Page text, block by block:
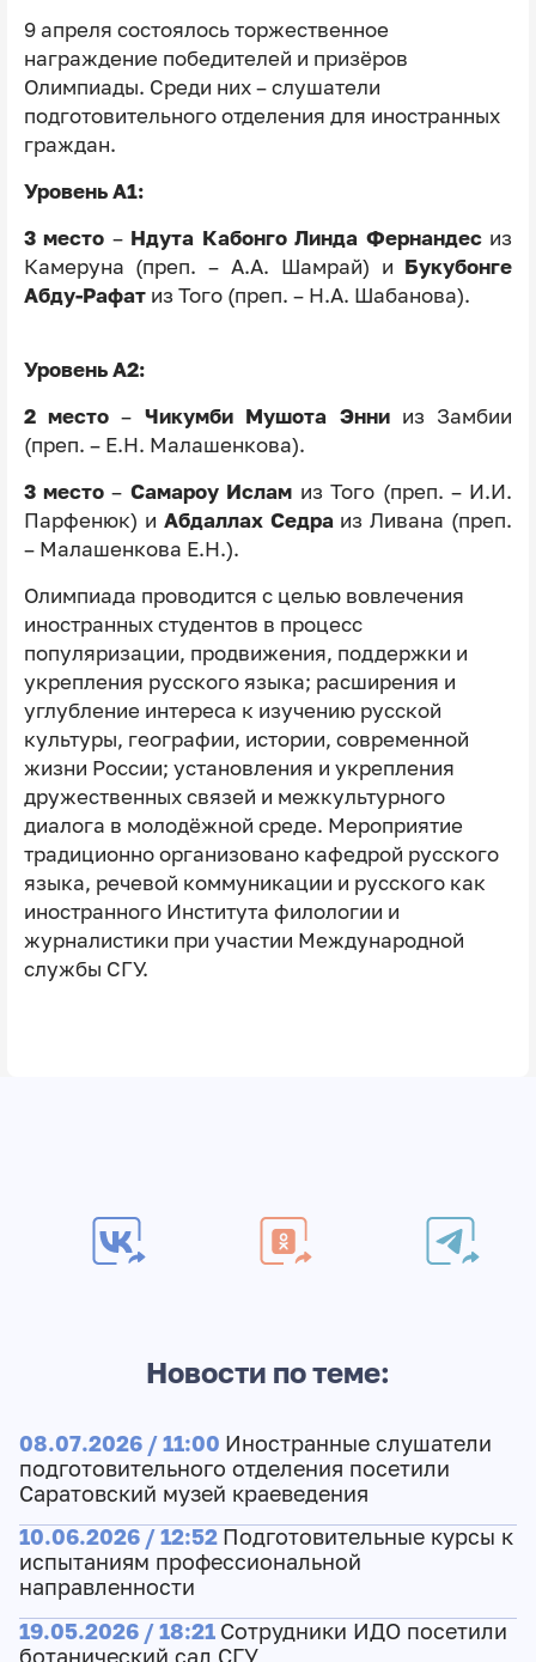
9 апреля состоялось торжественное
награждение победителей и призёров
Олимпиады. Среди них – слушатели
подготовительного отделения для иностранных
граждан.
Уровень А1:
3 место – Ндута Кабонго Линда Фернандесиз
Камеруна (преп. – А.А. Шамрай) и Букубонге
Абду-Рафатиз Того (преп. – Н.А. Шабанова).
Уровень А2:
2 место – Чикумби Мушота Энни из Замбии
(преп. – Е.Н. Малашенкова).
3 место – Самароу Ислам из Того (преп. – И.И.
Парфенюк) и Абдаллах Седра из Ливана (преп.
– Малашенкова Е.Н.).
Олимпиада проводится с целью вовлечения
иностранных студентов в процесс
популяризации, продвижения, поддержки и
укрепления русского языка; расширения и
углубление интереса к изучению русской
культуры, географии, истории, современной
жизни России; установления и укрепления
дружественных связей и межкультурного
диалога в молодёжной среде. Мероприятие
традиционно организовано кафедрой русского
языка, речевой коммуникации и русского как
иностранного Института филологии и
журналистики при участии Международной
службы СГУ.
Новости по теме:
08.07.2026 / 11:00 Иностранные слушатели
подготовительного отделения посетили
Саратовский музей краеведения
10.06.2026 / 12:52 Подготовительные курсы к
испытаниям профессиональной
направленности
19.05.2026 / 18:21 Сотрудники ИДО посетили
ботанический сад СГУ